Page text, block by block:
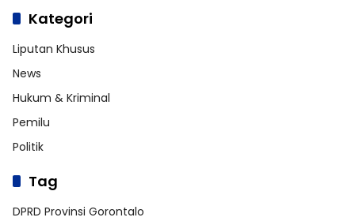
Kategori
Liputan Khusus
News
Hukum & Kriminal
Pemilu
Politik
Tag
DPRD Provinsi Gorontalo